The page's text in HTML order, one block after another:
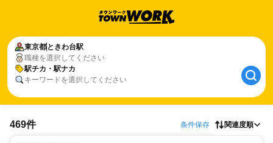
東京都 ときわ台駅
職種を選択してください
駅チカ・駅ナカ
キーワードを選択してください
469件 条件保存 関連度順